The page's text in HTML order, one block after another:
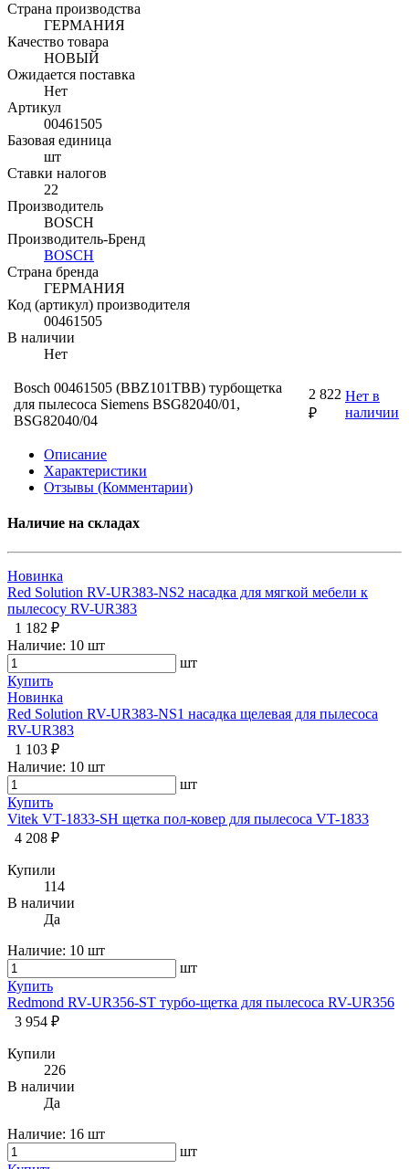
Страна производства
ГЕРМАНИЯ
Качество товара
НОВЫЙ
Ожидается поставка
Нет
Артикул
00461505
Базовая единица
шт
Ставки налогов
22
Производитель
BOSCH
Производитель-Бренд
BOSCH
Страна бренда
ГЕРМАНИЯ
Код (артикул) производителя
00461505
В наличии
Нет
Bosch 00461505 (BBZ101TBB) турбощетка
для пылесоса Siemens BSG82040/01,
BSG82040/04
2 822
₽
Нет в
наличии
Описание
Характеристики
Отзывы (Комментарии)
Наличие на складах
Новинка
Red Solution RV-UR383-NS2 насадка для мягкой мебели к
пылесосу RV-UR383
1 182 ₽
Наличие: 10 шт
шт
Купить
Новинка
Red Solution RV-UR383-NS1 насадка щелевая для пылесоса
RV-UR383
1 103 ₽
Наличие: 10 шт
шт
Купить
Vitek VT-1833-SH щетка пол-ковер для пылесоса VT-1833
4 208 ₽
Купили
114
В наличии
Да
Наличие: 10 шт
шт
Купить
Redmond RV-UR356-ST турбо-щетка для пылесоса RV-UR356
3 954 ₽
Купили
226
В наличии
Да
Наличие: 16 шт
шт